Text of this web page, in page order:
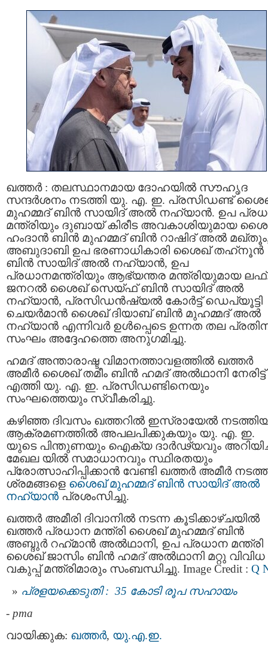
ഖത്തർ : തലസ്ഥാനമായ ദോഹയിൽ സൗഹൃദ
സന്ദർശനം നടത്തി യു. എ. ഇ. പ്രസിഡണ്ട്
മുഹമ്മദ് ബിൻ സായിദ് അൽ നഹ്യാൻ. ഉപ
മന്ത്രിയും ദുബായ് കിരീട അവകാശിയുമായ
ഹംദാൻ ബിൻ മുഹമ്മദ് ബിൻ റാഷിദ് അൽ
അബുദാബി ഉപ ഭരണാധികാരി ശൈഖ് തഹ്‌നൂൻ
ബിൻ സായിദ് അൽ നഹ്യാൻ, ഉപ
പ്രധാനമന്ത്രിയും ആഭ്യന്തര മന്ത്രിയുമായ
ജനറൽ ശൈഖ് സെയ്ഫ് ബിൻ സായിദ് അൽ
നഹ്യാൻ, പ്രസിഡൻഷ്യൽ കോർട്ട് ഡെപ്യൂട്ടി
ചെയർമാൻ ശൈഖ് ദിയാബ് ബിൻ മുഹമ്മദ് അൽ
നഹ്യാൻ എന്നിവർ ഉൾപ്പെടെ ഉന്നത തല
സംഘം അദ്ദേഹത്തെ അനുഗമിച്ചു.
ഹമദ് അന്താരാഷ്ട വിമാനത്താവളത്തിൽ ഖത്തർ
അമീർ ശൈഖ് തമീം ബിൻ ഹമദ് അൽഥാനി നേരിട്ട്
എത്തി യു. എ. ഇ. പ്രസിഡണ്ടിനെയും
സംഘത്തെയും സ്വീകരിച്ചു.
കഴിഞ്ഞ ദിവസം ഖത്തറിൽ ഇസ്രായേൽ
ആക്രമണത്തിൽ അപലപിക്കുകയും യു. എ. ഇ.
യുടെ പിന്തുണയും ഐക്യ ദാർഢ്യവും
മേഖല യിൽ സമാധാനവും സ്ഥിരതയും
പ്രോത്സാഹിപ്പിക്കാൻ വേണ്ടി ഖത്തർ അമീർ
ശ്രമങ്ങളെ ശൈഖ് മുഹമ്മദ് ബിൻ സായിദ് അൽ
നഹ്യാൻ പ്രശംസിച്ചു.
ഖത്തർ അമീരി ദിവാനിൽ നടന്ന കൂടിക്കാഴ്ചയിൽ
ഖത്തർ പ്രധാന മന്ത്രി ശൈഖ് മുഹമ്മദ് ബിൻ
അബ്ദുർ റഹ്‌മാൻ അൽഥാനി, ഉപ പ്രധാന മന്ത്രി
ശൈഖ് ജാസിം ബിൻ ഹമദ് അൽഥാനി മറ്റു വിവിധ
വകുപ്പ് മന്ത്രിമാരും സംബന്ധിച്ചു. Image Credit : Q
പ്രളയക്കെടുതി : 35 കോടി രൂപ സഹായം
- pma
വായിക്കുക: ഖത്തര്‍, യു.എ.ഇ.